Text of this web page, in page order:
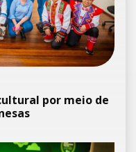
por meio de